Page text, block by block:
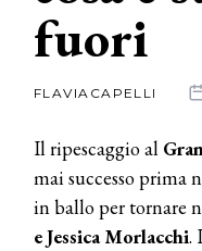
aziende
fuori
FLAVIACAPELLI
Il ripescaggio al
mai successo prima
in ballo per tornare
e Jessica Morlacchi.